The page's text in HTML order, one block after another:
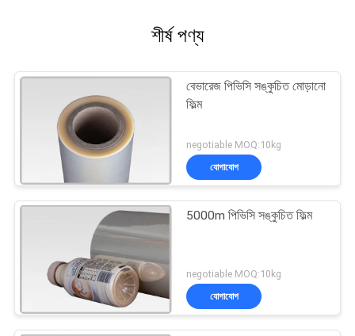
শীর্ষ পণ্য
বেভারেজ পিভিসি সঙ্কুচিত মোড়ানো
ফিল্ম
negotiable MOQ:10kg
যোগাযোগ
5000m পিভিসি সঙ্কুচিত ফিল্ম
negotiable MOQ:10kg
যোগাযোগ